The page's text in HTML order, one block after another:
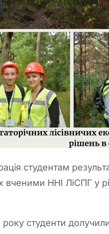
студентам
вченими ННІ ЛіСПГ у
студенти